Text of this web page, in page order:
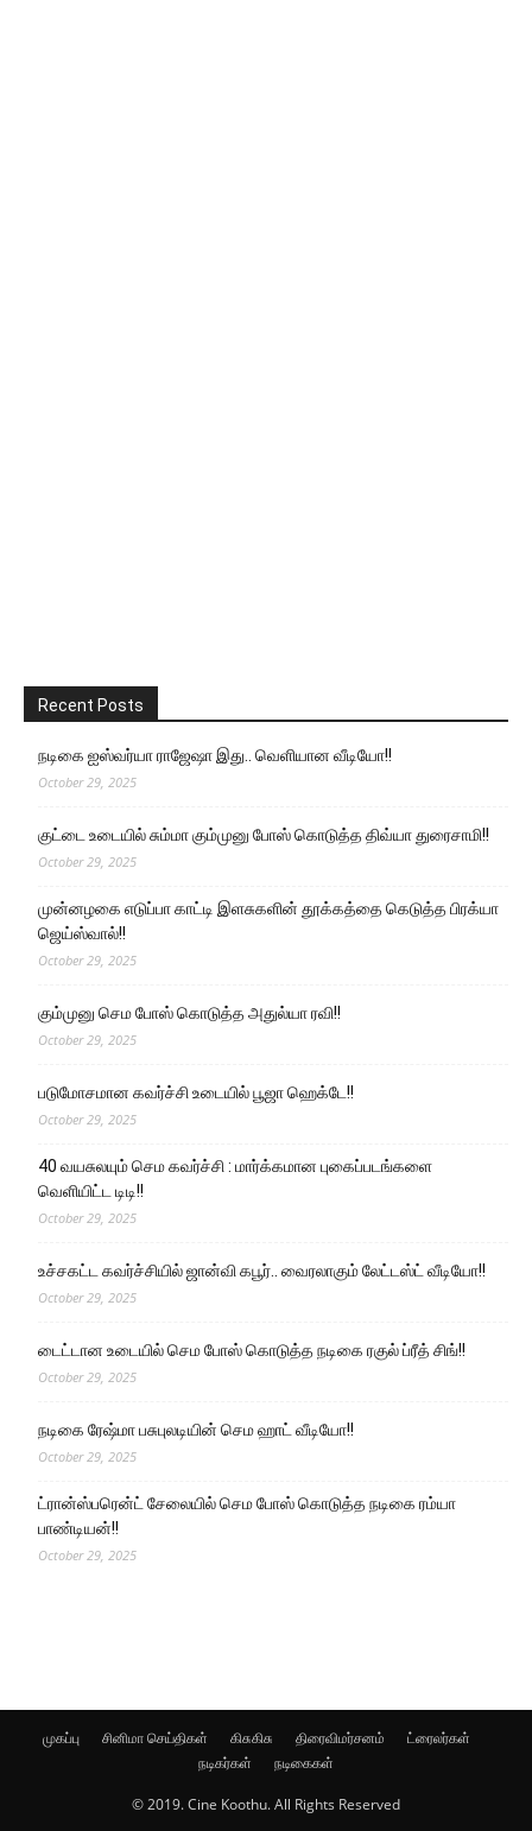
Recent Posts
நடிகை ஐஸ்வர்யா ராஜேஷா இது.. வெளியான வீடியோ!!
October 29, 2025
குட்டை உடையில் சும்மா கும்முனு போஸ் கொடுத்த திவ்யா துரைசாமி!!
October 29, 2025
முன்னழகை எடுப்பா காட்டி இளசுகளின் தூக்கத்தை கெடுத்த பிரக்யா
ஜெய்ஸ்வால்!!
October 29, 2025
கும்முனு செம போஸ் கொடுத்த அதுல்யா ரவி!!
October 29, 2025
படுமோசமான கவர்ச்சி உடையில் பூஜா ஹெக்டே!!
October 29, 2025
40 வயசுலயும் செம கவர்ச்சி : மார்க்கமான புகைப்படங்களை
வெளியிட்ட டிடி!!
October 29, 2025
உச்சகட்ட கவர்ச்சியில் ஜான்வி கபூர்.. வைரலாகும் லேட்டஸ்ட் வீடியோ!!
October 29, 2025
டைட்டான உடையில் செம போஸ் கொடுத்த நடிகை ரகுல் ப்ரீத் சிங்!!
October 29, 2025
நடிகை ரேஷ்மா பசுபுலடியின் செம ஹாட் வீடியோ!!
October 29, 2025
ட்ரான்ஸ்பரென்ட் சேலையில் செம போஸ் கொடுத்த நடிகை ரம்யா
பாண்டியன்!!
October 29, 2025
முகப்பு சினிமா செய்திகள் கிசுகிசு திரைவிமர்சனம்
ட்ரைலர்கள்
நடிகர்கள்
நடிகைகள்
© 2019. Cine Koothu. All Rights Reserved